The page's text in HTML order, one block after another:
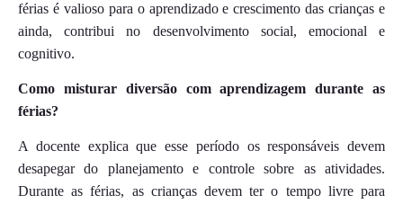
férias é valioso para o aprendizado e crescimento das crianças e
ainda, contribui no desenvolvimento social, emocional e
cognitivo.
Como misturar diversão com aprendizagem durante as
férias?
A docente explica que esse período os responsáveis devem
desapegar do planejamento e controle sobre as atividades.
Durante as férias, as crianças devem ter o tempo livre para